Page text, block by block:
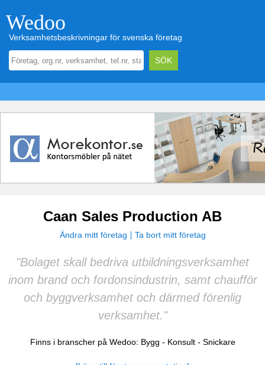
Wedoo
Verksamhetsbeskrivningar för svenska företag
Caan Sales Production AB
Ändra mitt företag Ta bort mitt företag
"Bolaget skall bedriva utbildningsverksamhet
inom brand och fordonsindustrin, samt chaufför
och byggverksamhet och därmed förenlig
verksamhet."
Finns i branscher på Wedoo: Bygg - Konsult- Snickare